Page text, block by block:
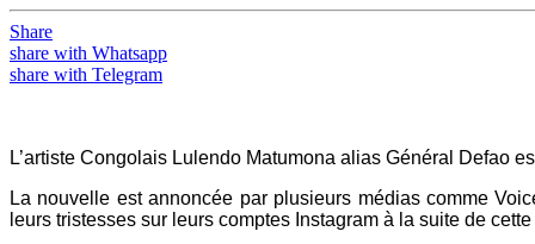
Share
share with Whatsapp
share with Telegram
L’artiste Congolais Lulendo Matumona alias Général Defao
La nouvelle est annoncée par plusieurs médias comme
leurs tristesses sur leurs comptes Instagram à la suite de